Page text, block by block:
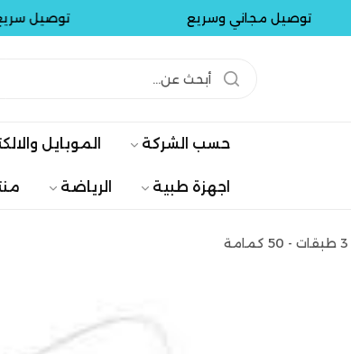
توصيل مجاني وسريع توصيل سريع
حسب الشركة الموبايل
اجهزة طبية الرياضة